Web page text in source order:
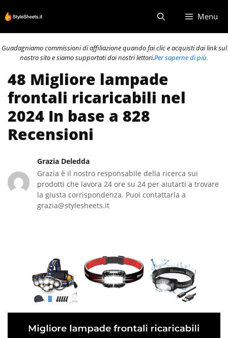
al
contenuto
Menu
Guadagniamo commissioni di affiliazione quando fai clic e acquisti dai link sul
nostro sito e siamo supportati dai nostri lettori.Per saperne di più.
48 Migliore lampade
frontali ricaricabili nel
2024 In base a 828
Recensioni
Grazia Deledda
Grazia è il nostro responsabile della ricerca sui
prodotti che lavora 24 ore su 24 per aiutarti a trovare
la giusta corrispondenza. Puoi contattarla a
grazia@stylesheets.it